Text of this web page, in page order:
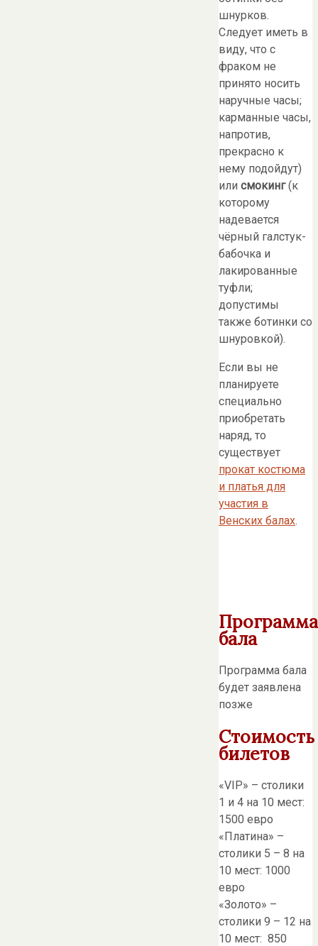
шнурков.
Следует иметь в
виду, что с
фраком не
принято носить
наручные часы;
карманные часы,
напротив,
прекрасно к
нему подойдут)
или смокинг(к
которому
надевается
чёрный галстук-
бабочка и
лакированные
туфли;
допустимы
также ботинки со
шнуровкой).
Если вы не
планируете
специально
приобретать
наряд, то
существует
прокат костюма
и платья для
участия в
Венских балах.
Программа
бала
Программа бала
будет заявлена
позже
Стоимость
билетов
«VIP» – столики
1 и 4 на 10 мест:
1500 евро
«Платина» –
столики 5 – 8 на
10 мест: 1000
евро
«Золото» –
столики 9 – 12 на
10 мест: 850